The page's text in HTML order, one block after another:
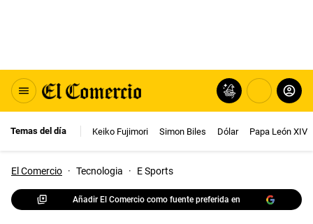
Temas del día Keiko Fujimori Simon Biles Dólar Papa León XIV
El Comercio · Tecnologia · E Sports
Añadir El Comercio como fuente preferida en